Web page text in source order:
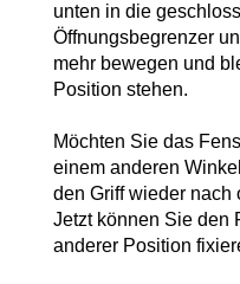
unten in die
Öffnungsbegrenzer
mehr bewegen und
Position stehen.
Möchten Sie das
einem anderen
den Griff wieder nach
Jetzt können Sie den
anderer Position